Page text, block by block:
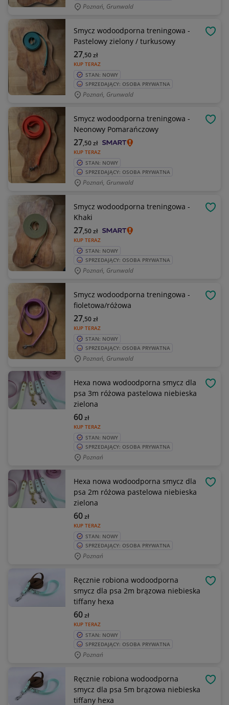
Poznań, Grunwald
Smycz wodoodporna treningowa -
Pastelowy zielony / turkusowy
KUP TERAZ
27,50zł
STAN: NOWY
SPRZEDAJĄCY: OSOBA PRYWATNA
Poznań, Grunwald
Smycz wodoodporna treningowa -
Neonowy Pomarańczowy
KUP TERAZ
27,50zł
STAN: NOWY
SPRZEDAJĄCY: OSOBA PRYWATNA
Poznań, Grunwald
Smycz wodoodporna treningowa -
Khaki
KUP TERAZ
27,50zł
STAN: NOWY
SPRZEDAJĄCY: OSOBA PRYWATNA
Poznań, Grunwald
Smycz wodoodporna treningowa -
fioletowa/różowa
KUP TERAZ
27,50zł
STAN: NOWY
SPRZEDAJĄCY: OSOBA PRYWATNA
Poznań, Grunwald
Hexa nowa wodoodporna smycz dla
psa 3m różowa pastelowa niebieska
zielona
KUP TERAZ
60zł
STAN: NOWY
SPRZEDAJĄCY: OSOBA PRYWATNA
Poznań
Hexa nowa wodoodporna smycz dla
psa 2m różowa pastelowa niebieska
zielona
KUP TERAZ
60zł
STAN: NOWY
SPRZEDAJĄCY: OSOBA PRYWATNA
Poznań
Ręcznie robiona wodoodporna
smycz dla psa 2m brązowa niebieska
tiffany hexa
KUP TERAZ
60zł
STAN: NOWY
SPRZEDAJĄCY: OSOBA PRYWATNA
Poznań
Ręcznie robiona wodoodporna
smycz dla psa 5m brązowa niebieska
tiffany hexa